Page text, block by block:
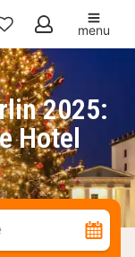
Meine
menu
2025:
Hotel